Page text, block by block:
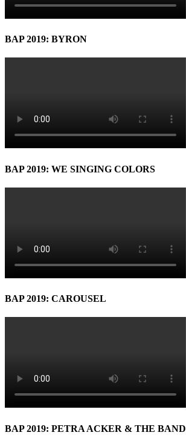
BAP 2019: BYRON
BAP 2019: WE SINGING COLORS
BAP 2019: CAROUSEL
BAP 2019: PETRA ACKER & THE BAND